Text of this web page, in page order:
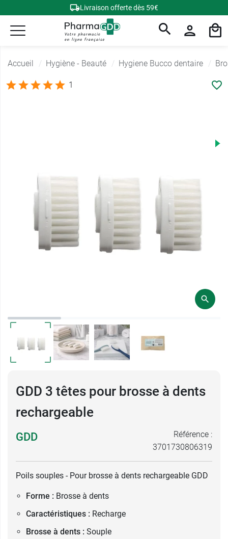
Livraison offerte dès 59€
Accueil Hygiène - Beauté Hygiene Bucco dentaire
1
GDD 3 têtes pour brosse à dents
rechargeable
GDD
Référence :
3701730806319
Poils souples - Pour brosse à dents rechargeable GDD
Forme : Brosse à dents
Caractéristiques : Recharge
Brosse à dents : Souple